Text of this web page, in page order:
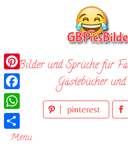
Bilder und Sprüche für
Gästebücher
Menu
Pinterest
Facebook
WhatsApp
Teilen